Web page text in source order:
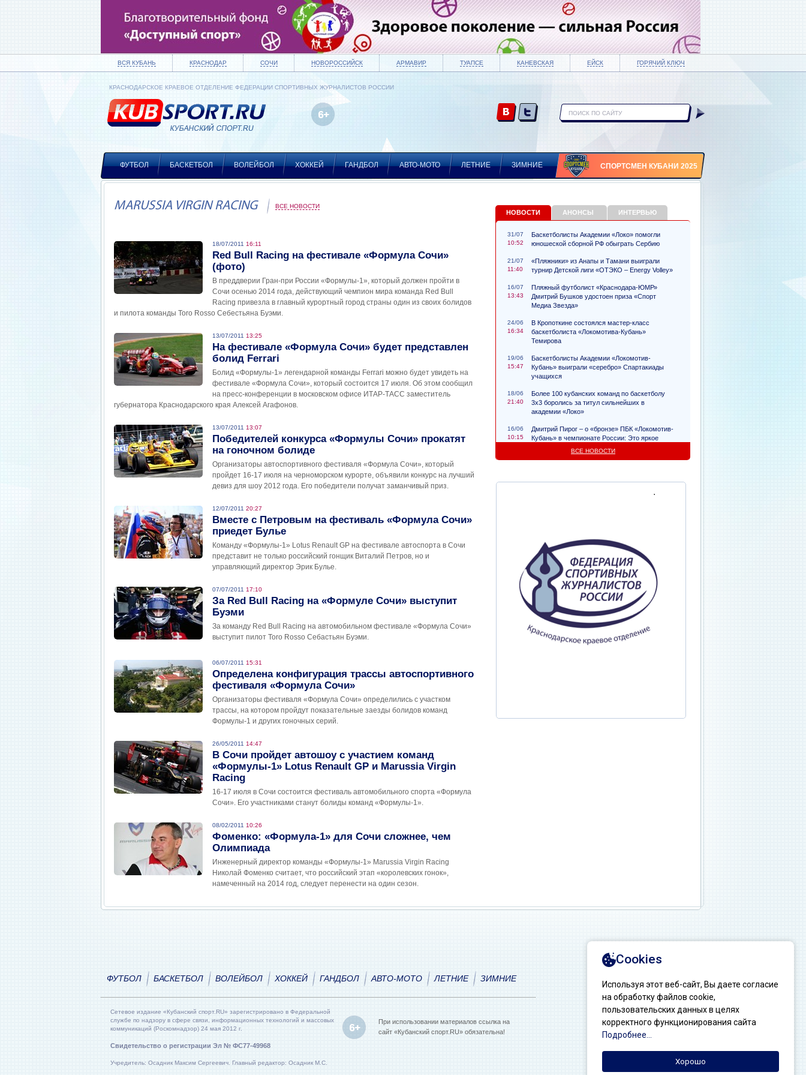
ВСЯ КУБАНЬ КРАСНОДАР СОЧИ НОВОРОССИЙСК АРМАВИР ТУАПСЕ КАНЕВСКАЯ ЕЙСК ГОРЯЧИЙ КЛЮЧ
КРАСНОДАРСКОЕ КРАЕВОЕ ОТДЕЛЕНИЕ ФЕДЕРАЦИИ СПОРТИВНЫХ ЖУРНАЛИСТОВ РОССИИ
ФУТБОЛ БАСКЕТБОЛ ВОЛЕЙБОЛ ХОККЕЙ ГАНДБОЛ АВТО-МОТО ЛЕТНИЕ ЗИМНИЕ СПОРТСМЕН КУБАНИ 2025
MARUSSIA VIRGIN RACING ВСЕ НОВОСТИ
18/07/2011 16:11
Red Bull Racing на фестивале «Формула Сочи»
(фото)
В преддверии Гран-при России «Формулы-1», который должен пройти в
Сочи осенью 2014 года, действующий чемпион мира команда Red Bull
Racing привезла в главный курортный город страны один из своих болидов
и пилота команды Toro Rosso Себестьяна Буэми.
13/07/2011 13:25
На фестивале «Формула Сочи» будет представлен
болид Ferrari
Болид «Формулы-1» легендарной команды Ferrari можно будет увидеть на
фестивале «Формула Сочи», который состоится 17 июля. Об этом сообщил
на пресс-конференции в московском офисе ИТАР-ТАСС заместитель
губернатора Краснодарского края Алексей Агафонов.
13/07/2011 13:07
Победителей конкурса «Формулы Сочи» прокатят
на гоночном болиде
Организаторы автоспортивного фестиваля «Формула Сочи», который
пройдет 16-17 июля на черноморском курорте, объявили конкурс на лучший
девиз для шоу 2012 года. Его победители получат заманчивый приз.
12/07/2011 20:27
Вместе с Петровым на фестиваль «Формула Сочи»
приедет Булье
Команду «Формулы-1» Lotus Renault GP на фестивале автоспорта в Сочи
представит не только российский гонщик Виталий Петров, но и
управляющий директор Эрик Булье.
07/07/2011 17:10
За Red Bull Racing на «Формуле Сочи» выступит
Буэми
За команду Red Bull Racing на автомобильном фестивале «Формула Сочи»
выступит пилот Toro Rosso Себастьян Буэми.
06/07/2011 15:31
Определена конфигурация трассы автоспортивного
фестиваля «Формула Сочи»
Организаторы фестиваля «Формула Сочи» определились с участком
трассы, на котором пройдут показательные заезды болидов команд
Формулы-1 и других гоночных серий.
26/05/2011 14:47
В Сочи пройдет автошоу с участием команд
«Формулы-1» Lotus Renault GP и Marussia Virgin
Racing
16-17 июля в Сочи состоится фестиваль автомобильного спорта «Формула
Сочи». Его участниками станут болиды команд «Формулы-1».
08/02/2011 10:26
Фоменко: «Формула-1» для Сочи сложнее, чем
Олимпиада
Инженерный директор команды «Формулы-1» Marussia Virgin Racing
Николай Фоменко считает, что российский этап «королевских гонок»,
намеченный на 2014 год, следует перенести на один сезон.
НОВОСТИ АНОНСЫ ИНТЕРВЬЮ
31/07
10:52
Баскетболисты Академии «Локо» помогли
юношеской сборной РФ обыграть Сербию
21/07
11:40
«Пляжники» из Анапы и Тамани выиграли
турнир Детской лиги «ОТЭКО – Energy Volley»
16/07
13:43
Пляжный футболист «Краснодара-ЮМР»
Дмитрий Бушков удостоен приза «Спорт
Медиа Звезда»
24/06
16:34
В Кропоткине состоялся мастер-класс
баскетболиста «Локомотива-Кубань»
Темирова
19/06
15:47
Баскетболисты Академии «Локомотив-
Кубань» выиграли «серебро» Спартакиады
учащихся
18/06
21:40
Более 100 кубанских команд по баскетболу
3х3 боролись за титул сильнейших в
академии «Локо»
16/06
10:15
Дмитрий Пирог – о «бронзе» ПБК «Локомотив-
Кубань» в чемпионате России: Это яркое
ВСЕ НОВОСТИ
ФУТБОЛ БАСКЕТБОЛ ВОЛЕЙБОЛ ХОККЕЙ ГАНДБОЛ АВТО-МОТО ЛЕТНИЕ ЗИМНИЕ
Сетевое издание «Кубанский спорт.RU» зарегистрировано в Федеральной
службе по надзору в сфере связи, информационных технологий и массовых
коммуникаций (Роскомнадзор) 24 мая 2012 г.
Свидетельство о регистрации Эл № ФС77-49968
Учредитель: Осадник Максим Сергеевич. Главный редактор: Осадник М.С.
При использовании материалов ссылка на
сайт «Кубанский спорт.RU» обязательна!